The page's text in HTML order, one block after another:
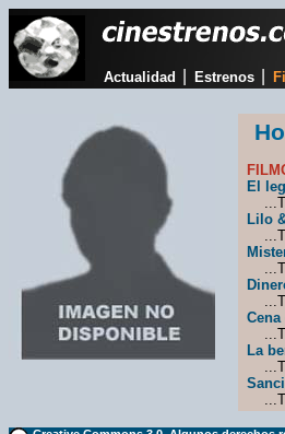
Actualidad Estrenos
El
Lilo
Cena
La